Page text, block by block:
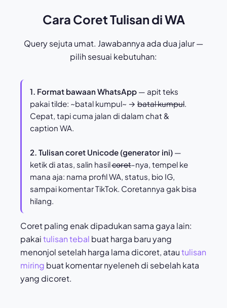
Cara Coret Tulisan di WA
Query sejuta umat. Jawabannya ada dua jalur —
pilih sesuai kebutuhan:
1. Format bawaan WhatsApp — apit teks
pakai tilde: ~batal kumpul~ → batal kumpul
Cepat, tapi cuma jalan di dalam chat &
caption WA.
2. Tulisan coret Unicode (generator ini) —
ketik di atas, salin hasil c̶o̶r̶e̶t̶-nya, tempel ke
mana aja: nama profil WA, status, bio IG,
sampai komentar TikTok. Coretannya gak bisa
hilang.
Coret paling enak dipadukan sama gaya lain:
pakaitulisan tebal buat harga baru yang
menonjol setelah harga lama dicoret, atautulisan
miring buat komentar nyeleneh di sebelah kata
yang dicoret.